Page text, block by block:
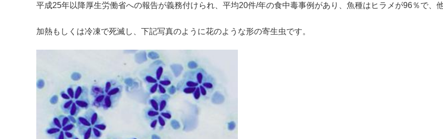
平成25年以降厚生労働省への報告が義務付けられ、平均20件/年の食中毒事例があり、魚種はヒラメが96％で、
加熱もしくは冷凍で死滅し、下記写真のように花のような形の寄生虫です。